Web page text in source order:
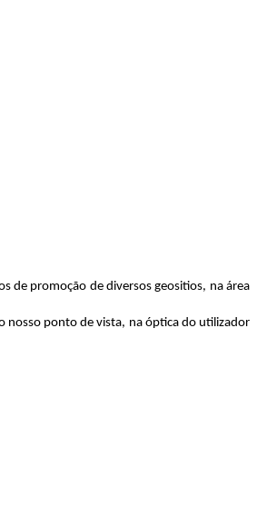
de promoção de diversos geositios, na área
nosso ponto de vista, na óptica do utilizador